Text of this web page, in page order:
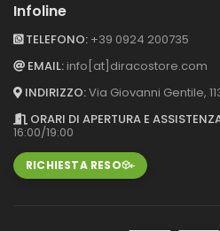
Infoline
TELEFONO: +39 0924 200735
EMAIL: info[at]diracostore.com
INDIRIZZO:Via Giovanni Gentile,
ORARI DI APERTURA E
16:00/19:00
RICHIESTA RESO